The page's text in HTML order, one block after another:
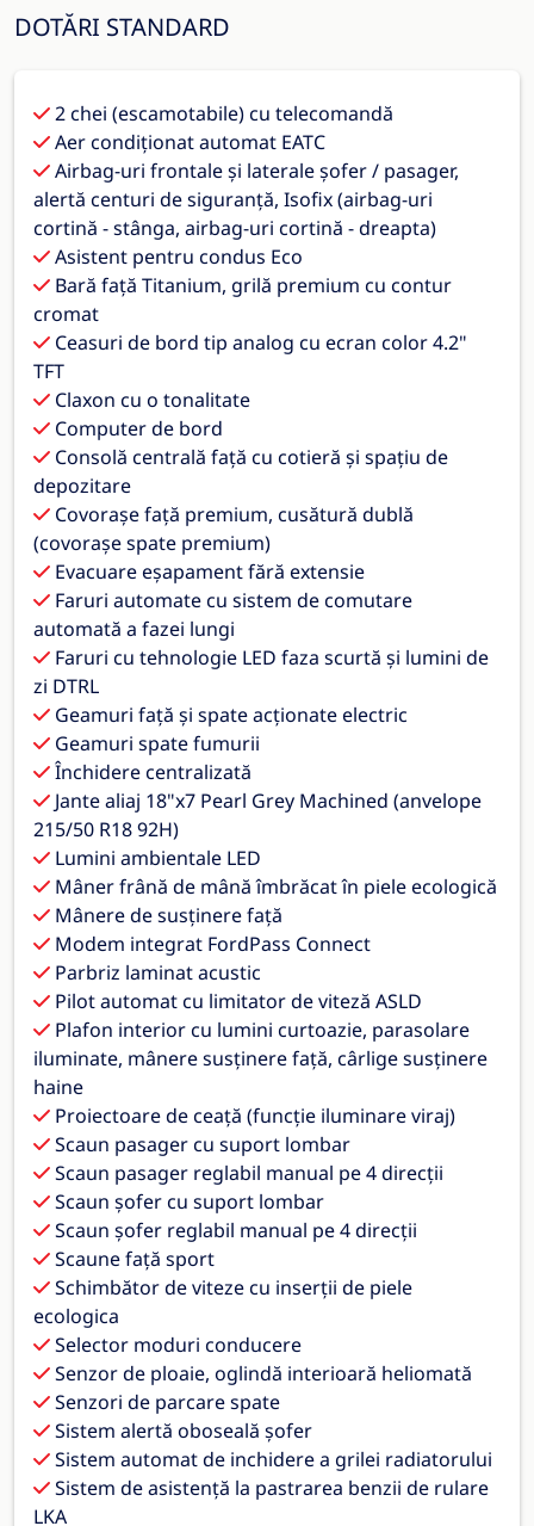
DOTĂRI STANDARD
2 chei (escamotabile) cu telecomandă
Aer condiţionat automat EATC
Airbag-uri frontale și laterale șofer / pasager,
alertă centuri de siguranță, Isofix (airbag-uri
cortină - stânga, airbag-uri cortină - dreapta)
Asistent pentru condus Eco
Bară față Titanium, grilă premium cu contur
cromat
Ceasuri de bord tip analog cu ecran color 4.2"
TFT
Claxon cu o tonalitate
Computer de bord
Consolă centrală față cu cotieră şi spaţiu de
depozitare
Covoraşe faţă premium, cusătură dublă
(covorașe spate premium)
Evacuare eșapament fără extensie
Faruri automate cu sistem de comutare
automată a fazei lungi
Faruri cu tehnologie LED faza scurtă şi lumini de
zi DTRL
Geamuri faţă şi spate acţionate electric
Geamuri spate fumurii
Închidere centralizată
Jante aliaj 18"x7 Pearl Grey Machined (anvelope
215/50 R18 92H)
Lumini ambientale LED
Mâner frână de mână îmbrăcat în piele ecologică
Mânere de susţinere faţă
Modem integrat FordPass Connect
Parbriz laminat acustic
Pilot automat cu limitator de viteză ASLD
Plafon interior cu lumini curtoazie, parasolare
iluminate, mânere susținere față, cârlige susținere
haine
Proiectoare de ceaţă (funcție iluminare viraj)
Scaun pasager cu suport lombar
Scaun pasager reglabil manual pe 4 direcții
Scaun șofer cu suport lombar
Scaun şofer reglabil manual pe 4 direcții
Scaune faţă sport
Schimbător de viteze cu inserţii de piele
ecologica
Selector moduri conducere
Senzor de ploaie, oglindă interioară heliomată
Senzori de parcare spate
Sistem alertă oboseală şofer
Sistem automat de inchidere a grilei radiatorului
Sistem de asistenţă la pastrarea benzii de rulare
LKA